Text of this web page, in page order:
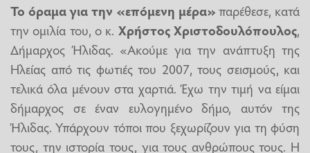
Το όραμα για την «επόμενη μέρα»παρέθεσε, κατά
την ομιλία του, ο κ. Χρήστος Χριστοδουλόπουλος,
Δήμαρχος Ήλιδας. «Ακούμε για την ανάπτυξη της
Ηλείας από τις φωτιές του 2007, τους σεισμούς, και
τελικά όλα μένουν στα χαρτιά. Έχω την τιμή να είμαι
δήμαρχος σε έναν ευλογημένο δήμο, αυτόν της
Ήλιδας. Υπάρχουν τόποι που ξεχωρίζουν για τη φύση
τους, την ιστορία τους, για τους ανθρώπους τους. Η